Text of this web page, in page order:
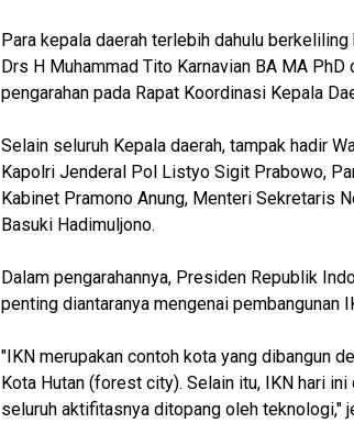
Para kepala daerah terlebih dahulu
Drs H Muhammad Tito Karnavian BA MA
pengarahan pada Rapat Koordinasi Kepala
Selain seluruh Kepala daerah, tampak hadir
Kapolri Jenderal Pol Listyo Sigit Prabowo,
Kabinet Pramono Anung, Menteri Sekretaris
Basuki Hadimuljono.
Dalam pengarahannya, Presiden Republik
penting diantaranya mengenai pembangunan
"IKN merupakan contoh kota yang dibangun
Kota Hutan (forest city). Selain itu, IKN hari
seluruh aktifitasnya ditopang oleh